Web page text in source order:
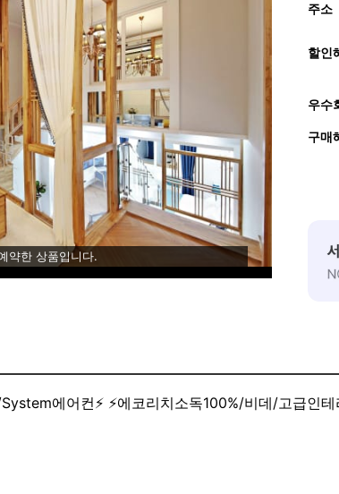
약한 상품입니다.
주소
할인
우수
구매
[⚡1실1주차/복층룸/스파월풀/테라스/System에어컨⚡ ⚡에코리치소독